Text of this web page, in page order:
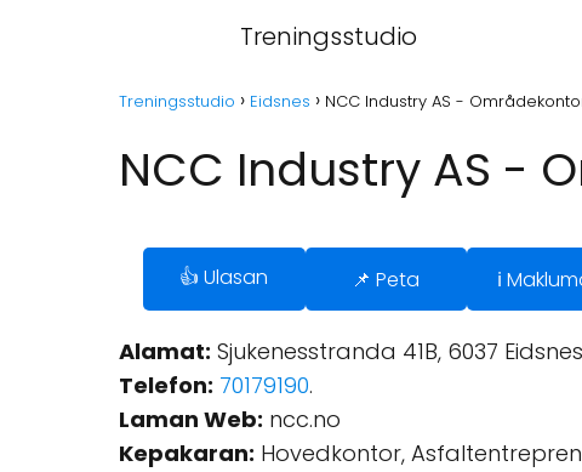
Treningsstudio
Treningsstudio Eidsnes NCC Industry AS -
NCC Industry AS -
👍 Ulasan 📌 Peta ℹ️
Alamat: Sjukenesstranda 41B, 6037
Telefon: 70179190.
Laman Web: ncc.no
Kepakaran: Hovedkontor,